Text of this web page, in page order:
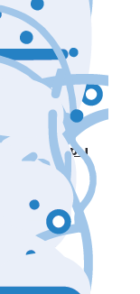
лица
фигуры